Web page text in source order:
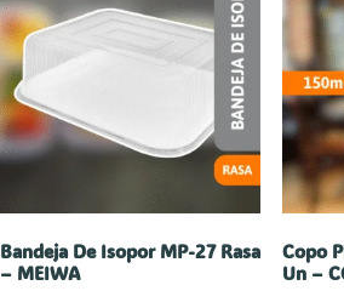
Bandeja De Isopor MP-27 Rasa
– MEIWA
Copo
Un –